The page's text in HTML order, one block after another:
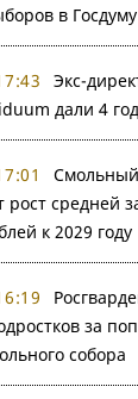
в Госдуму
Экс-
дали 4
Смольный
рост средней
к 2029 году
за
собора